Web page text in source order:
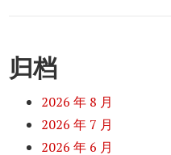
归档
2026 年 8 月
2026 年 7 月
2026 年 6 月